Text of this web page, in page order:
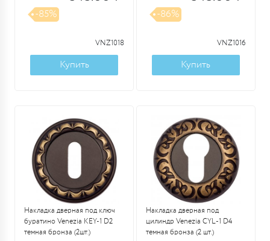
-85%
VNZ1018
Купить
-86%
VNZ1016
Купить
Накладка дверная под ключ
буратино Venezia KEY-1 D2
темная бронза (2шт.)
Накладка дверная под
цилиндр Venezia CYL-1 D4
темная бронза (2 шт.)